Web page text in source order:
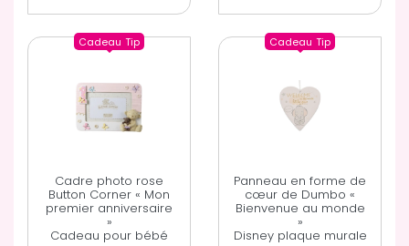
Cadeau Tip
Cadre photo rose
Button Corner « Mon
premier anniversaire
»
Cadeau pour bébé
Cadeau Tip
Panneau en forme de
cœur de Dumbo «
Bienvenue au monde
»
Disney plaque murale